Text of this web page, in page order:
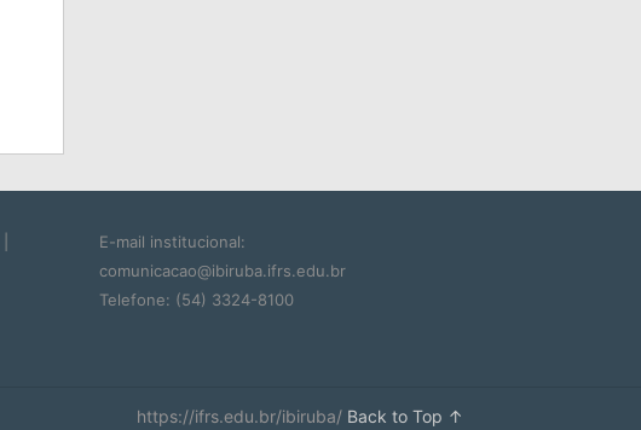
E-mail institucional:
comunicacao@ibiruba.ifrs.edu.br
Telefone: (54) 3324-8100
https://ifrs.edu.br/ibiruba/ Back to Top ↑